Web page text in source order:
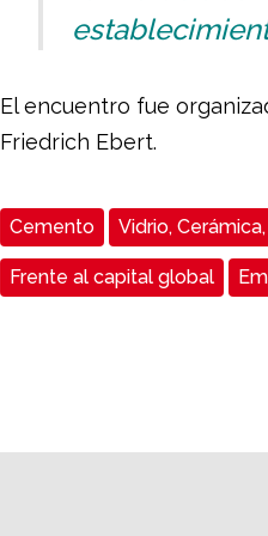
El encuentro fue
Friedrich Ebert.
Cemento Vidrio,
Frente al capital global